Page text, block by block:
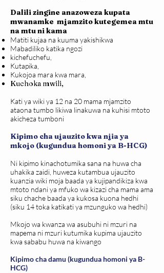
Dalili zingine anazoweza kupata
mwanamke mjamzito kutegemea mtu
na mtu ni kama
Matiti kujaa na kuuma yakishikwa
Mabadiliko katika ngozi
kichefuchefu,
Kutapika,
Kukojoa mara kwa mara,
Kuchoka mwili,
Kati ya wiki ya 12 na 20 mama mjamzito
ataona tumbo likiwa linakuwa na kuhisi mtoto
akicheza tumboni
Kipimo cha ujauzito kwa njia ya
mkojo (kugundua homoni ya B-HCG)
Ni kipimo kinachotumika sana na huwa cha
uhakika zaidi, huweza kutambua ujauzito
kuanzia wiki moja baada ya kujipandikiza kwa
mtoto ndani ya mfuko wa kizazi cha mama ama
siku chache baada ya kukosa kuona hedhi
(siku 14 toka katikati ya mzunguko wa hedhi)
Mkojo wa kwanza wa asubuhi ni mzuri na
mapema ni mzuri kutumika kupima ujauzito
kwa sababu huwa na kiwango
Kipimo cha damu (kugundua homoni ya B-
HCG)